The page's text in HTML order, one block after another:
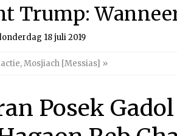
Trump:
18 juli 2019
,Mosjiach [Messias] »
Posek